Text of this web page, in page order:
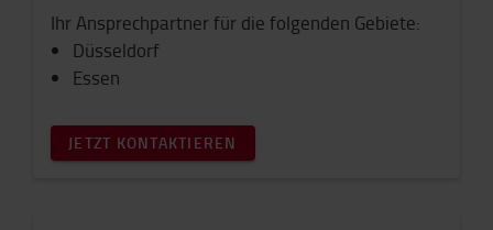
Ihr Ansprechpartner für die folgenden Gebiete:
Düsseldorf
Essen
JETZT KONTAKTIEREN